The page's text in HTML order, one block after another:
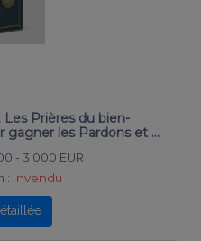
Les Prières du bien-
gagner les Pardons et …
- 3 000 EUR
: Invendu